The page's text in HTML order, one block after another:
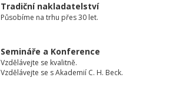
Tradiční nakladatelství
Působíme na trhu přes 30 let.
Semináře a Konference
Vzdělávejte se kvalitně.
Vzdělávejte se s Akademií C. H. Beck.